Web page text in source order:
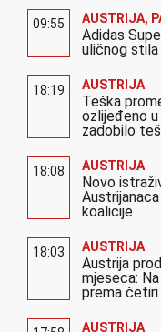
09:55 AUSTRIJA,
Adidas
uličnog stila
18:19 AUSTRIJA
Teška
ozlijeđeno
zadobilo
18:08 AUSTRIJA
Novo
koalicije
18:03 AUSTRIJA
Austrija
mjeseca:
prema četiri
AUSTRIJA